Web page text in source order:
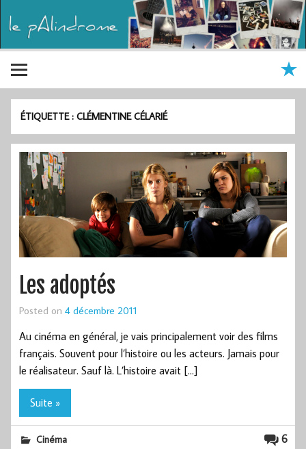
ÉTIQUETTE :CLÉMENTINE CÉLARIÉ
Les adoptés
Posted on 4 décembre 2011
Au cinéma en général, je vais principalement voir des films
français. Souvent pour l’histoire ou les acteurs. Jamais pour
le réalisateur. Sauf là. L’histoire avait […]
Suite »
6
Cinéma